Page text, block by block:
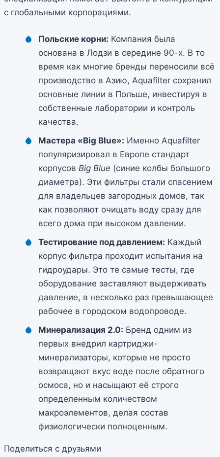
с глобальными корпорациями.
Польские корни: Компания была
основана в Лодзи в середине 90-х. В то
время как многие бренды переносили всё
производство в Азию, Aquafilter сохранил
основные линии в Польше, инвестируя в
собственные лаборатории и контроль
качества.
Мастера «Big Blue»: Именно Aquafilter
популяризировал в Европе стандарт
корпусов Big Blue (синие колбы большого
диаметра). Эти фильтры стали спасением
для владельцев загородных домов, так
как позволяют очищать воду сразу для
всего дома при высоком давлении.
Тестирование под давлением: Каждый
корпус фильтра проходит испытания на
гидроудары. Это те самые тесты, где
оборудование заставляют выдерживать
давление, в несколько раз превышающее
рабочее в городском водопроводе.
Минерализация 2.0: Бренд одним из
первых внедрил картриджи-
минерализаторы, которые не просто
возвращают вкус воде после обратного
осмоса, но и насыщают её строго
определенным количеством
макроэлементов, делая состав
физиологически полноценным.
Поделиться с друзьями